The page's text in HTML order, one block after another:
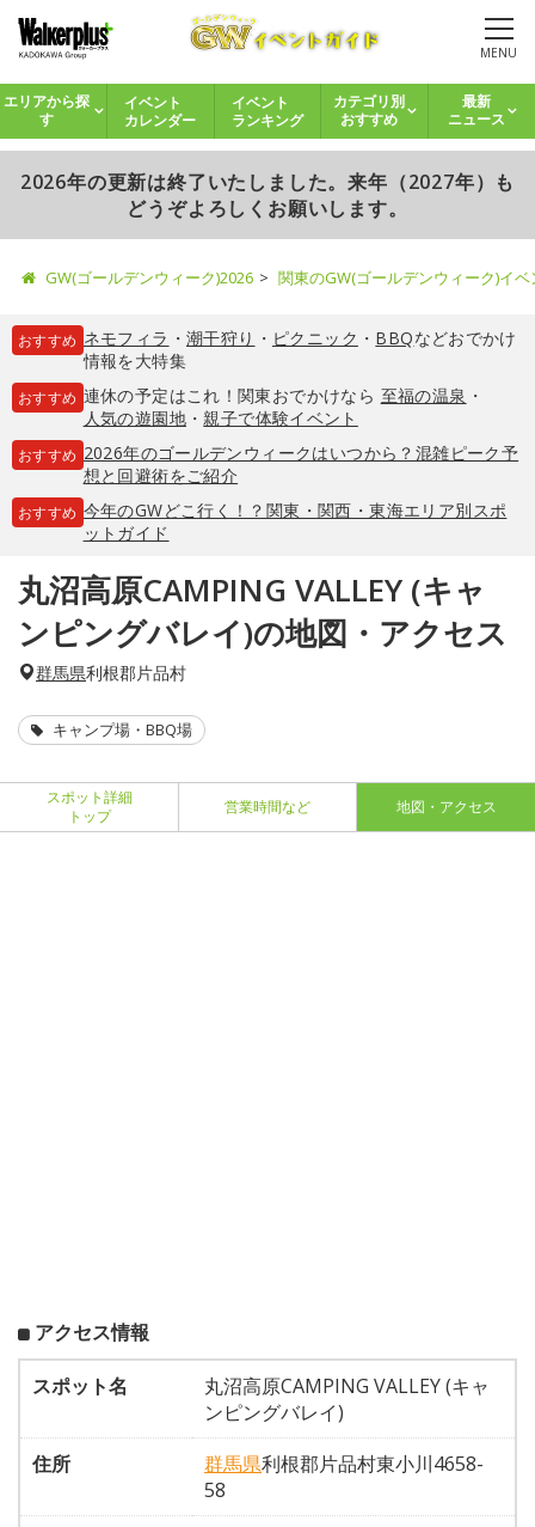
MENU
エリアから探
す
イベント
カレンダー
イベント
ランキング
カテゴリ別
おすすめ
最新
ニュース
2026年の更新は終了いたしました。来年（2027年）も
どうぞよろしくお願いします。
GW(ゴールデンウィーク)2026 関東のGW(ゴールデンウィーク)イ
おすすめ ネモフィラ ・ 潮干狩り ・ ピクニック ・ BBQなどおでかけ
情報を大特集
おすすめ 連休の予定はこれ！関東おでかけなら 至福の温泉 ・
人気の遊園地・親子で体験イベント
おすすめ 2026年のゴールデンウィークはいつから？混雑ピーク予
想と回避術をご紹介
おすすめ 今年のGWどこ行く！？関東・関西・東海エリア別スポ
ットガイド
丸沼高原CAMPING VALLEY (キャ
ンピングバレイ)の地図・アクセス
群馬県利根郡片品村
キャンプ場・BBQ場
スポット詳細
トップ
営業時間など 地図・アクセス
アクセス情報
スポット名
丸沼高原CAMPING VALLEY (キャ
ンピングバレイ)
住所
群馬県利根郡片品村東小川4658-
58